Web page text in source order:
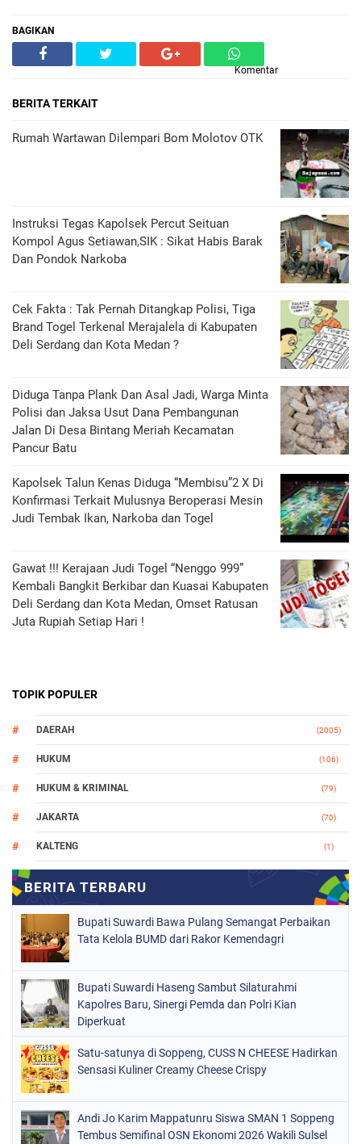
BAGIKAN
Komentar
BERITA TERKAIT
Rumah Wartawan Dilempari Bom Molotov OTK
Instruksi Tegas Kapolsek Percut Seituan
Kompol Agus Setiawan,SIK : Sikat Habis Barak
Dan Pondok Narkoba
Cek Fakta : Tak Pernah Ditangkap Polisi, Tiga
Brand Togel Terkenal Merajalela di Kabupaten
Deli Serdang dan Kota Medan ?
Diduga Tanpa Plank Dan Asal Jadi, Warga Minta
Polisi dan Jaksa Usut Dana Pembangunan
Jalan Di Desa Bintang Meriah Kecamatan
Pancur Batu
Kapolsek Talun Kenas Diduga “Membisu”2 X Di
Konfirmasi Terkait Mulusnya Beroperasi Mesin
Judi Tembak Ikan, Narkoba dan Togel
Gawat !!! Kerajaan Judi Togel “Nenggo 999”
Kembali Bangkit Berkibar dan Kuasai Kabupaten
Deli Serdang dan Kota Medan, Omset Ratusan
Juta Rupiah Setiap Hari !
TOPIK POPULER
DAERAH (2005)
HUKUM (106)
HUKUM & KRIMINAL (79)
JAKARTA (70)
KALTENG (1)
(78)
NASIONAL (748)
ORGANISASI
PERISTIWA
POLITIK
POLRI
SOPPENG (1149)
SULSEL
Bupati Suwardi Bawa Pulang Semangat Perbaikan
Tata Kelola BUMD dari Rakor Kemendagri
Bupati Suwardi Haseng Sambut Silaturahmi
Kapolres Baru, Sinergi Pemda dan Polri Kian
Diperkuat
Satu-satunya di Soppeng, CUSS N CHEESE Hadirkan
Sensasi Kuliner Creamy Cheese Crispy
Andi Jo Karim Mappatunru Siswa SMAN 1 Soppeng
Tembus Semifinal OSN Ekonomi 2026 Wakili Sulsel